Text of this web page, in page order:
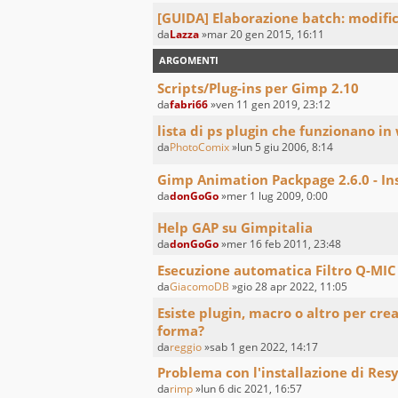
[GUIDA] Elaborazione batch:
daLazza»mar 20 gen 2015, 16:11
ARGOMENTI
Scripts/Plug-ins per Gimp 2.10
dafabri66»ven 11 gen 2019, 23:12
lista di ps plugin che funzionano
daPhotoComix»lun 5 giu 2006, 8:14
Gimp Animation Packpage 2.6.0 -
dadonGoGo»mer 1 lug 2009, 0:00
Help GAP su Gimpitalia
dadonGoGo»mer 16 feb 2011, 23:48
Esecuzione automatica Filtro Q-
daGiacomoDB »gio 28 apr 2022, 11:05
Esiste plugin, macro o altro per
forma?
dareggio»sab 1 gen 2022, 14:17
Problema con l'installazione di
darimp»lun 6 dic 2021, 16:57